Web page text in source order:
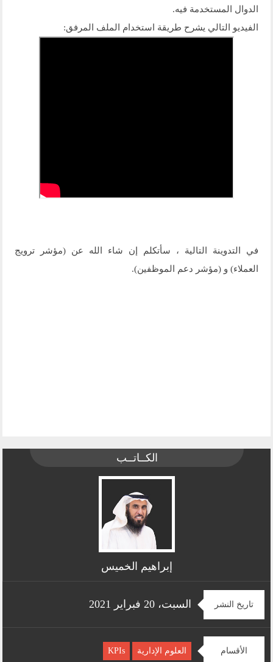
الدوال المستخدمة فيه.
الفيديو التالي يشرح طريقة استخدام الملف المرفق:
في التدوينة التالية ، سأتكلم إن شاء الله عن (مؤشر ترويج
العملاء) و (مؤشر دعم الموظفين).
الكــاتــب
إبراهيم الخميس
تاريخ النشر السبت، 20 فبراير 2021
الأقسام العلوم الإدارية KPIs